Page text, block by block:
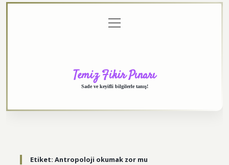
menüyü
aç
Temiz Fikir Pınarı
Sade ve keyifli bilgilerle tanış!
Etiket: Antropoloji okumak zor mu